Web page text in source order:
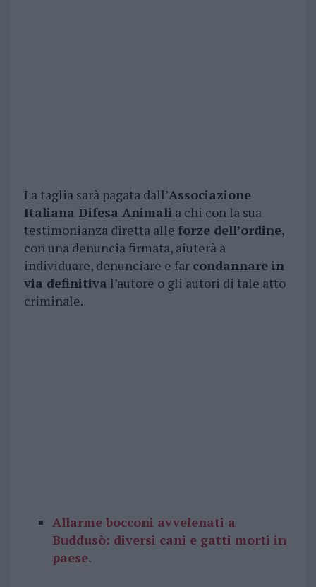
La taglia sarà pagata dall’Associazione
Italiana Difesa Animali a chi con la sua
testimonianza diretta alle forze dell’ordine,
con una denuncia firmata, aiuterà a
individuare, denunciare e far condannare in
via definitiva l’autore o gli autori di tale atto
criminale.
Allarme bocconi avvelenati a
Buddusò: diversi cani e gatti morti in
paese.